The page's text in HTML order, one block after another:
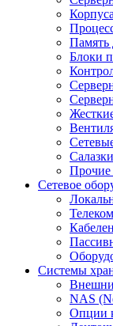
Память
Блоки
Прочие
Сетевое
Системы
NAS
Опции